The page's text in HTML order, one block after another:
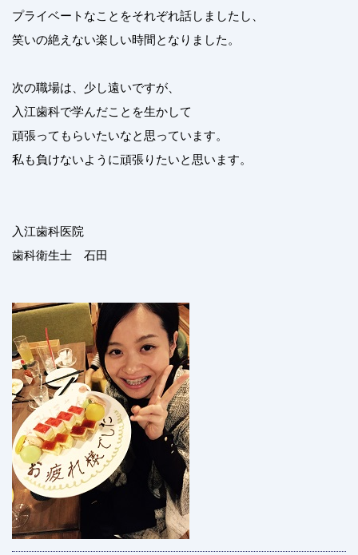
プライベートなことをそれぞれ話しましたし、
笑いの絶えない楽しい時間となりました。
次の職場は、少し遠いですが、
入江歯科で学んだことを生かして
頑張ってもらいたいなと思っています。
私も負けないように頑張りたいと思います。
入江歯科医院
歯科衛生士 石田